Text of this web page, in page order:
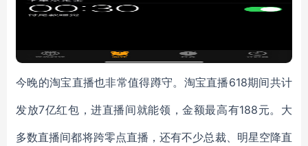
今晚的淘宝直播也非常值得蹲守。淘宝直播618期间共计
发放7亿红包，进直播间就能领，金额最高有188元。大
多数直播间都将跨零点直播，还有不少总裁、明星空降直